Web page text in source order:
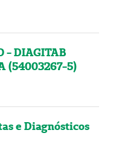
- DIAGITAB
(54003267-5)
e Diagnósticos